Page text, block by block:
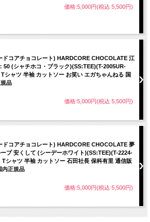
価格:5,000円(税込 5,500円)
ドコアチョコレート) HARDCORE CHOCOLATE 江
50 (シャチホコ・ブラック)(SS:TEE)(T-2005UR-
シャツ 半袖 カットソー お笑い エガちゃんねる 国
品
価格:5,000円(税込 5,500円)
ドコアチョコレート) HARDCORE CHOCOLATE 夢
ープ 安くして (シーデーホワイト)(SS:TEE)(T-2224-
Tシャツ 半袖 カットソー 石田社長 保科有里 通信販
内正規品
価格:5,000円(税込 5,500円)